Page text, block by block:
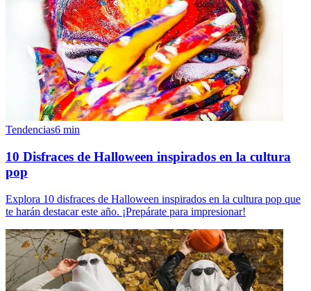
Tendencias6 min
10 Disfraces de Halloween inspirados en la cultura
pop
Explora 10 disfraces de Halloween inspirados en la cultura pop que
te harán destacar este año. ¡Prepárate para impresionar!